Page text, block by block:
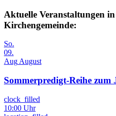
Aktuelle Veranstaltungen in
Kirchengemeinde:
So.
09.
Aug August
Sommerpredigt-Reihe zum
clock_filled
10:00 Uhr